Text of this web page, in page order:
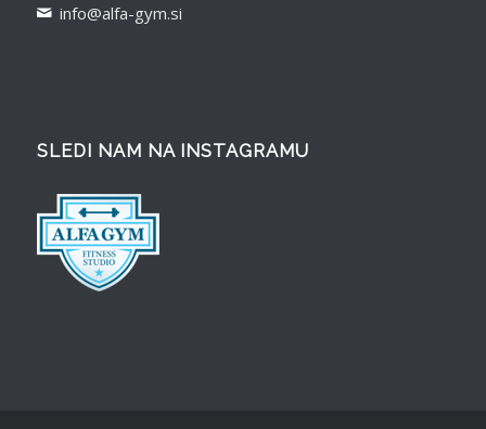
info@alfa-gym.si
SLEDI NAM NA INSTAGRAMU